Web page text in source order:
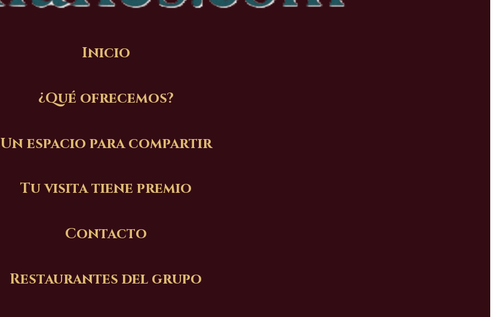
Inicio
¿Qué ofrecemos?
Un espacio para compartir
Tu visita tiene premio
Contacto
Restaurantes del grupo